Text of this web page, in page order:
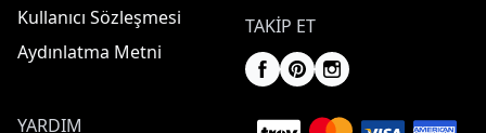
Kullanıcı Sözleşmesi
Aydınlatma Metni
TAKIP ET
YARDIM